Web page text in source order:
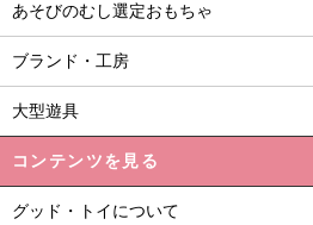
あそびのむし選定おもちゃ
ブランド・工房
大型遊具
コンテンツを見る
グッド・トイについて